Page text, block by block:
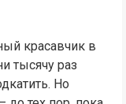
красавчик в
тысячу раз
Но